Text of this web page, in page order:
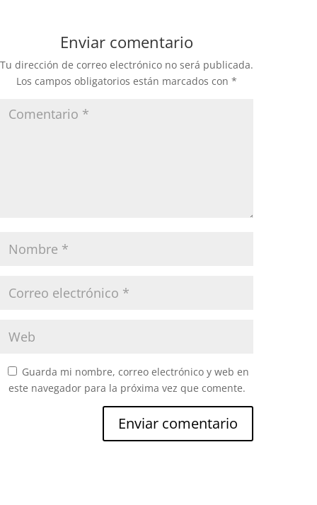
Enviar comentario
Tu dirección de correo electrónico no será publicada.
Los campos obligatorios están marcados con*
Guarda mi nombre, correo electrónico y web en
este navegador para la próxima vez que comente.